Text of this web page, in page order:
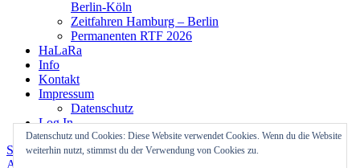
Berlin-Köln
Zeitfahren Hamburg – Berlin
Permanenten RTF 2026
HaLaRa
Info
Kontakt
Impressum
Datenschutz
Log In
Stolz präsentiert von WordPress
Theme: Colinear von
Automattic
Datenschutz und Cookies: Diese Website verwendet Cookies. Wenn du die Website
weiterhin nutzt, stimmst du der Verwendung von Cookies zu.